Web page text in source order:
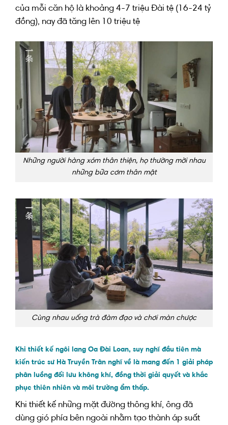
của mỗi căn hộ là khoảng 4-7 triệu Đài tệ (16-24 tỷ
đồng), nay đã tăng lên 10 triệu tệ
Những người hàng xóm thân thiện, họ thường mời nhau
những bữa cơm thân mật
Cùng nhau uống trà đàm đạo và chơi màn chược
Khi thiết kế ngôi lang Oa Đài Loan, suy nghĩ đầu tiên mà
kiến trúc sưHà Truyền Trân nghĩ về là mang đến 1 giải pháp
phân luồng đối lưu không khí, đồng thời giải quyết và khắc
phục thiên nhiên và môi trường ẩm thấp.
Khi thiết kế những mặt đường thông khí, ông đã
dùng gió phía bên ngoài nhằm tạo thành áp suất